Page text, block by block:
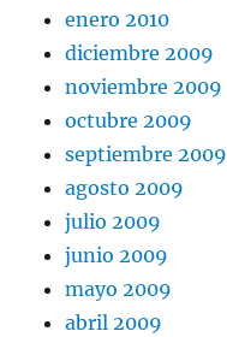
enero 2010
diciembre 2009
noviembre 2009
octubre 2009
septiembre 2009
agosto 2009
julio 2009
junio 2009
mayo 2009
abril 2009